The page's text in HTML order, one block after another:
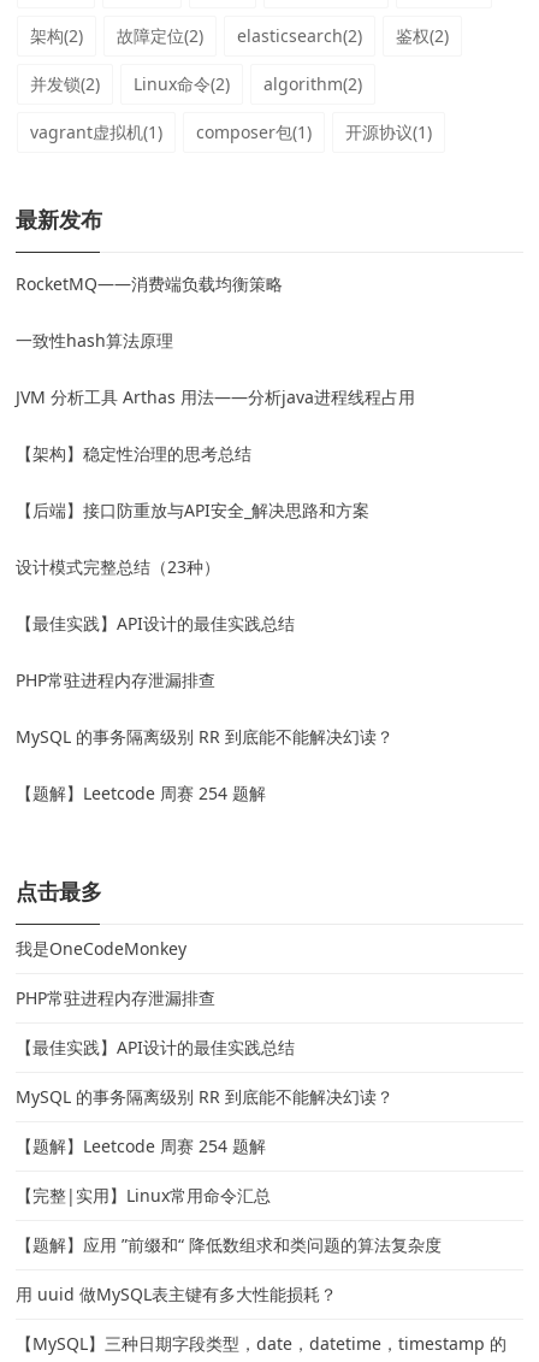
架构(2) 故障定位(2) elasticsearch(2) 鉴权(2)
并发锁(2) Linux命令(2) algorithm(2)
vagrant虚拟机(1) composer包(1) 开源协议(1)
最新发布
RocketMQ——消费端负载均衡策略
一致性hash算法原理
JVM 分析工具 Arthas 用法——分析java进程线程占用
【架构】稳定性治理的思考总结
【后端】接口防重放与API安全_解决思路和方案
设计模式完整总结（23种）
【最佳实践】API设计的最佳实践总结
PHP常驻进程内存泄漏排查
MySQL 的事务隔离级别 RR 到底能不能解决幻读？
【题解】Leetcode 周赛 254 题解
点击最多
我是OneCodeMonkey
PHP常驻进程内存泄漏排查
【最佳实践】API设计的最佳实践总结
MySQL 的事务隔离级别 RR 到底能不能解决幻读？
【题解】Leetcode 周赛 254 题解
【完整|实用】Linux常用命令汇总
【题解】应用 ”前缀和“ 降低数组求和类问题的算法复杂度
用 uuid 做MySQL表主键有多大性能损耗？
【MySQL】三种日期字段类型，date，datetime，timestamp 的